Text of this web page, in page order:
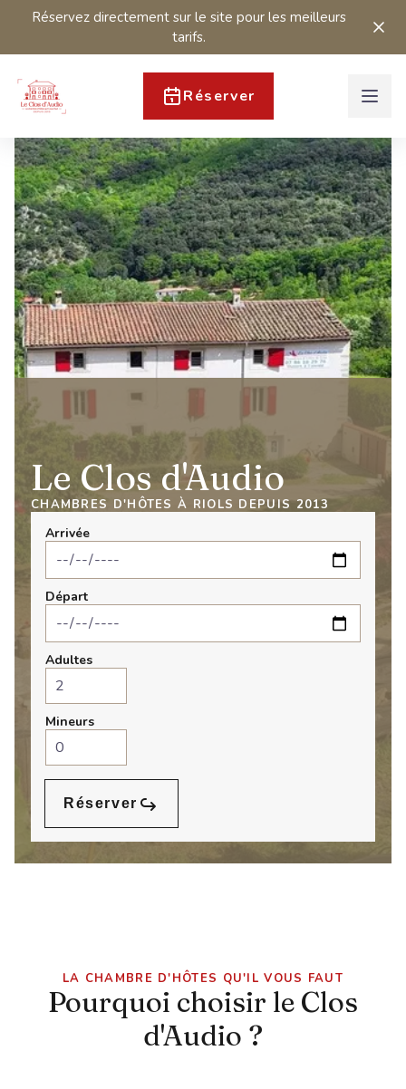
Réservez directement sur le site pour les meilleurs
tarifs.
Réserver
Le Clos d'Audio
CHAMBRES D'HÔTES À RIOLS DEPUIS 2013
Arrivée
Départ
Adultes
Mineurs
Réserver
LA CHAMBRE D'HÔTES QU'IL VOUS FAUT
Pourquoi choisir le Clos
d'Audio ?